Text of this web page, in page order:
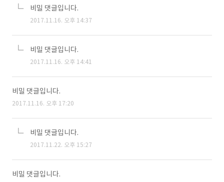
비밀 댓글입니다.
2017.11.16. 오후 14:37
비밀 댓글입니다.
2017.11.16. 오후 14:41
비밀 댓글입니다.
2017.11.16. 오후 17:20
비밀 댓글입니다.
2017.11.22. 오후 15:27
비밀 댓글입니다.